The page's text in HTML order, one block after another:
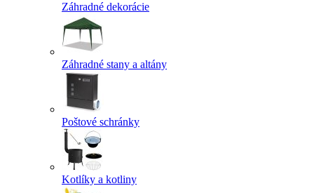
Záhradné dekorácie
Záhradné stany a altány
Poštové schránky
Kotlíky a kotliny